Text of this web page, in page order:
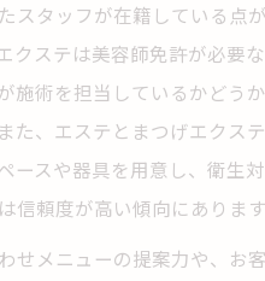
スタッフが在籍している点
クステは美容師免許が必要
施術を担当しているかどう
た、エステとまつげエクス
ースや器具を用意し、衛生
信頼度が高い傾向にあります
せメニューの提案力や、お